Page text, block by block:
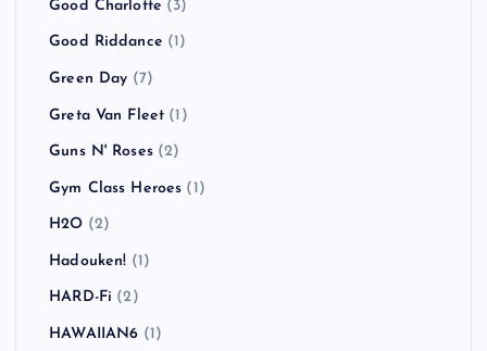
Good Charlotte (3)
Good Riddance (1)
Green Day (7)
Greta Van Fleet (1)
Guns N' Roses(2)
Gym Class Heroes (1)
H2O (2)
Hadouken! (1)
HARD-Fi (2)
HAWAIIAN6 (1)